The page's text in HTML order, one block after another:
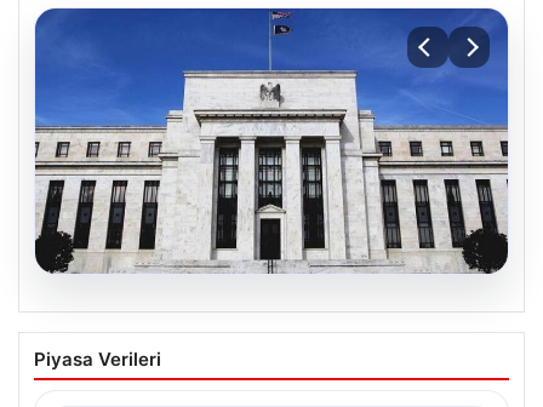
06.08.2026
Fed faizi sabit tuttu
Piyasa Verileri